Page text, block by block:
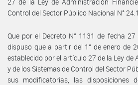
Control del Sector Público Nacional N°
Que por el Decreto N° 1131 de fecha
dispuso que a partir del 1° de enero de
establecido por el artículo 27 de la Ley de
y de los Sistemas de Control del Sector
sus modificatorias, las disposiciones